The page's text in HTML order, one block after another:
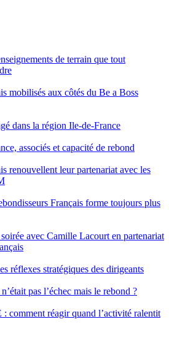
de terrain que tout
mobilisés aux côtés du Be a Boss
dans la région Ile-de-France
associés et capacité de rebond
renouvellent leur partenariat avec les
Français forme toujours plus
avec Camille Lacourt en partenariat
réflexes stratégiques des dirigeants
pas l’échec mais le rebond ?
comment réagir quand l’activité ralentit